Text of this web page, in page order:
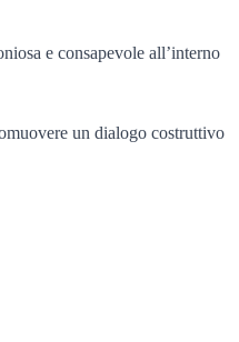
e consapevole all’interno
un dialogo costruttivo